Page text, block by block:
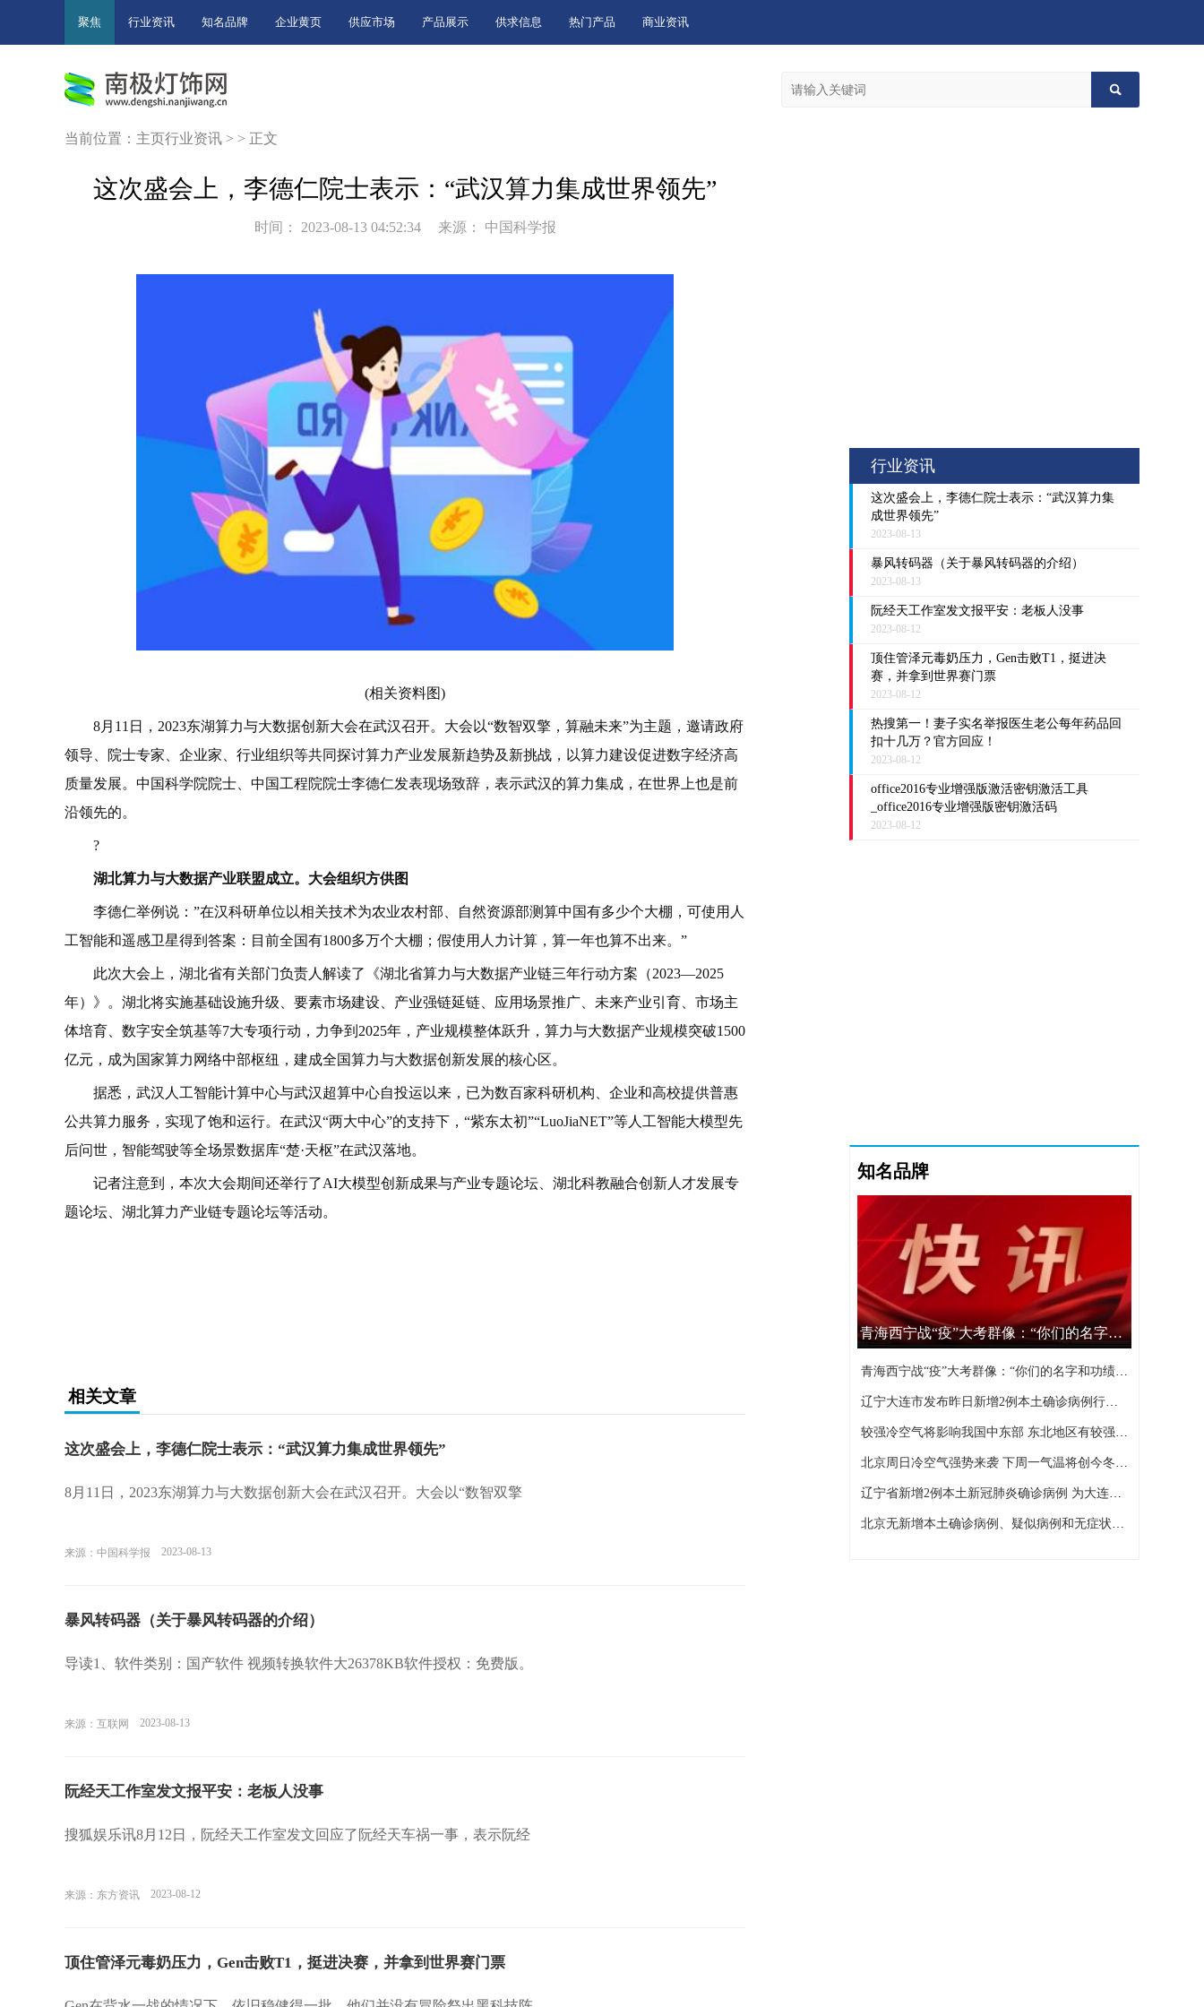
聚焦 行业资讯 知名品牌 企业黄页 供应市场 产品展示 供求信息 热门产品 商业资讯
当前位置： 主页行业资讯 > > 正文
这次盛会上，李德仁院士表示：“武汉算力集成世界领先”
时间： 2023-08-13 04:52:34 来源： 中国科学报
(相关资料图)
8月11日，2023东湖算力与大数据创新大会在武汉召开。大会以“数智双擎，算融未来”为主题，邀请政府
领导、院士专家、企业家、行业组织等共同探讨算力产业发展新趋势及新挑战，以算力建设促进数字经济高
质量发展。中国科学院院士、中国工程院院士李德仁发表现场致辞，表示武汉的算力集成，在世界上也是前
沿领先的。
?
湖北算力与大数据产业联盟成立。大会组织方供图
李德仁举例说：”在汉科研单位以相关技术为农业农村部、自然资源部测算中国有多少个大棚，可使用人
工智能和遥感卫星得到答案：目前全国有1800多万个大棚；假使用人力计算，算一年也算不出来。”
此次大会上，湖北省有关部门负责人解读了《湖北省算力与大数据产业链三年行动方案（2023—2025
年）》。湖北将实施基础设施升级、要素市场建设、产业强链延链、应用场景推广、未来产业引育、市场主
体培育、数字安全筑基等7大专项行动，力争到2025年，产业规模整体跃升，算力与大数据产业规模突破1500
亿元，成为国家算力网络中部枢纽，建成全国算力与大数据创新发展的核心区。
据悉，武汉人工智能计算中心与武汉超算中心自投运以来，已为数百家科研机构、企业和高校提供普惠
公共算力服务，实现了饱和运行。在武汉“两大中心”的支持下，“紫东太初”“LuoJiaNET”等人工智能大模型先
后问世，智能驾驶等全场景数据库“楚·天枢”在武汉落地。
记者注意到，本次大会期间还举行了AI大模型创新成果与产业专题论坛、湖北科教融合创新人才发展专
题论坛、湖北算力产业链专题论坛等活动。
相关文章
这次盛会上，李德仁院士表示：“武汉算力集成世界领先”
8月11日，2023东湖算力与大数据创新大会在武汉召开。大会以“数智双擎
来源：中国科学报 2023-08-13
暴风转码器（关于暴风转码器的介绍）
导读1、软件类别：国产软件 视频转换软件大26378KB软件授权：免费版。
来源：互联网 2023-08-13
阮经天工作室发文报平安：老板人没事
搜狐娱乐讯8月12日，阮经天工作室发文回应了阮经天车祸一事，表示阮经
来源：东方资讯 2023-08-12
顶住管泽元毒奶压力，Gen击败T1，挺进决赛，并拿到世界赛门票
行业资讯
这次盛会上，李德仁院士表示：“武汉算力集
成世界领先”
2023-08-13
暴风转码器（关于暴风转码器的介绍）
2023-08-13
阮经天工作室发文报平安：老板人没事
2023-08-12
顶住管泽元毒奶压力，Gen击败T1，挺进决
赛，并拿到世界赛门票
2023-08-12
热搜第一！妻子实名举报医生老公每年药品回
扣十几万？官方回应！
2023-08-12
office2016专业增强版激活密钥激活工具
_office2016专业增强版密钥激活码
2023-08-12
知名品牌
青海西宁战“疫”大考群像：“你们的名字和功绩，西宁不会忘记”
青海西宁战“疫”大考群像：“你们的名字和功绩，西宁不会忘记”
辽宁大连市发布昨日新增2例本土确诊病例行程轨迹
较强冷空气将影响我国中东部 东北地区有较强降雪
北京周日冷空气强势来袭 下周一气温将创今冬以来新低
辽宁省新增2例本土新冠肺炎确诊病例 为大连市报告
北京无新增本土确诊病例、疑似病例和无症状感染者